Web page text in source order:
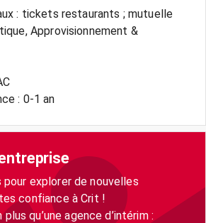
: tickets restaurants ; mutuelle
Approvisionnement &
: 0-1 an
pour explorer de nouvelles
confiance à Crit !
qu’une agence d’intérim :